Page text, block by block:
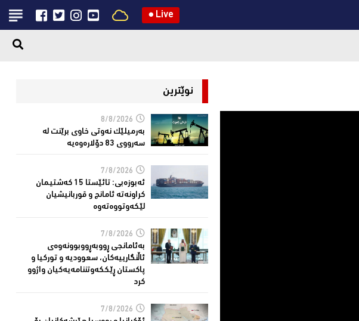
● Live
نوێترین
8/8/2026
بەرمیلێک نەوتى خاوى برێنت لە
سەرووى 83 دۆلارەوەیە
7/8/2026
ئەبوزەبی: تائێستا 15 كەشتیمان
كراونەتە ئامانج و قوربانیشیان
لێكەوتووەتەوە
7/8/2026
بەئامانجی ڕووبەڕووبوونەوەی
ئاڵنگارییەكان، سعوودیە و توركیا و
پاكستان ڕێككەوتننامەیەکیان واژوو
كرد
7/8/2026